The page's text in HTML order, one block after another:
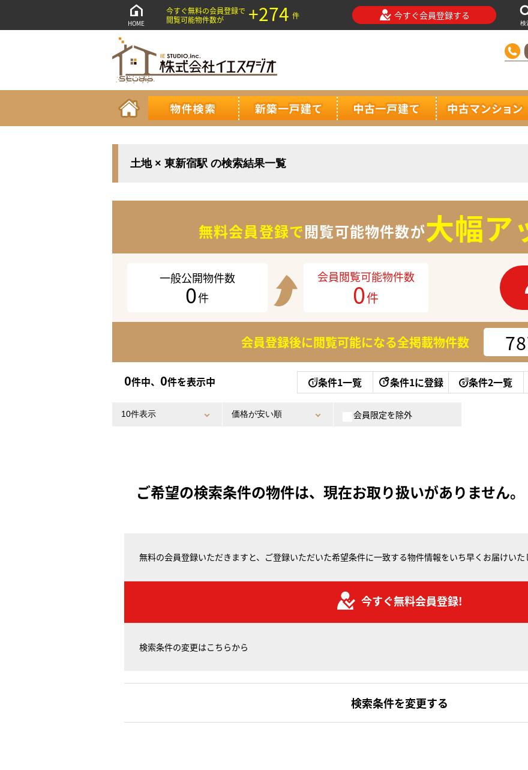
HOME
今すぐ無料の会員登録で
閲覧可能物件数が
+274 件 今すぐ会員登録する
検
土地 × 東新宿駅 の検索結果一覧
無料会員登録で閲覧可能物件数が大幅ア
一般公開物件数
0件
会員閲覧可能物件数
0件
会員登録後に閲覧可能になる全掲載物件数
0件中、 0件を表示中 条件1一覧 条件1に登録 条件2一覧
会員限定を除外
ご希望の検索条件の物件は、現在お取り扱いがありません。
無料の会員登録いただきますと、ご登録いただいた希望条件に一致する物件情報をいち早くお届けいた
今すぐ無料会員登録!
検索条件の変更はこちらから
検索条件を変更する